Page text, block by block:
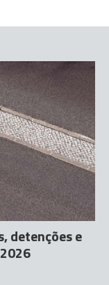
detenções e